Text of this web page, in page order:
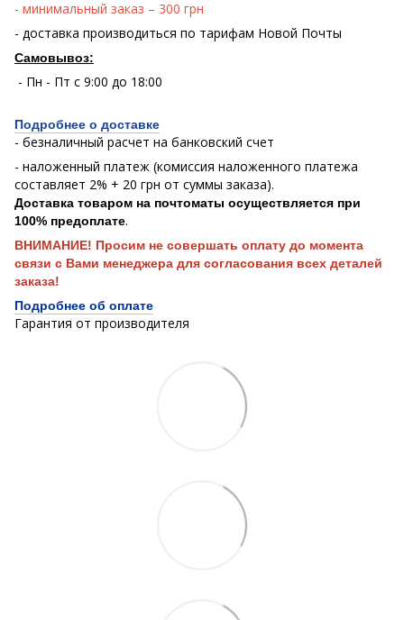
- минимальный заказ – 300 грн
- доставка производиться по тарифам Новой Почты
Самовывоз:
- Пн - Пт с 9:00 до 18:00
Подробнее о доставке
- безналичный расчет на банковский счет
- наложенный платеж (комиссия наложенного платежа
составляет 2% + 20 грн от суммы заказа).
Доставка товаром на почтоматы осуществляется при
100% предоплате.
ВНИМАНИЕ! Просим не совершать оплату до момента
связи с Вами менеджера для согласования всех деталей
заказа!
Подробнее об оплате
Гарантия от производителя